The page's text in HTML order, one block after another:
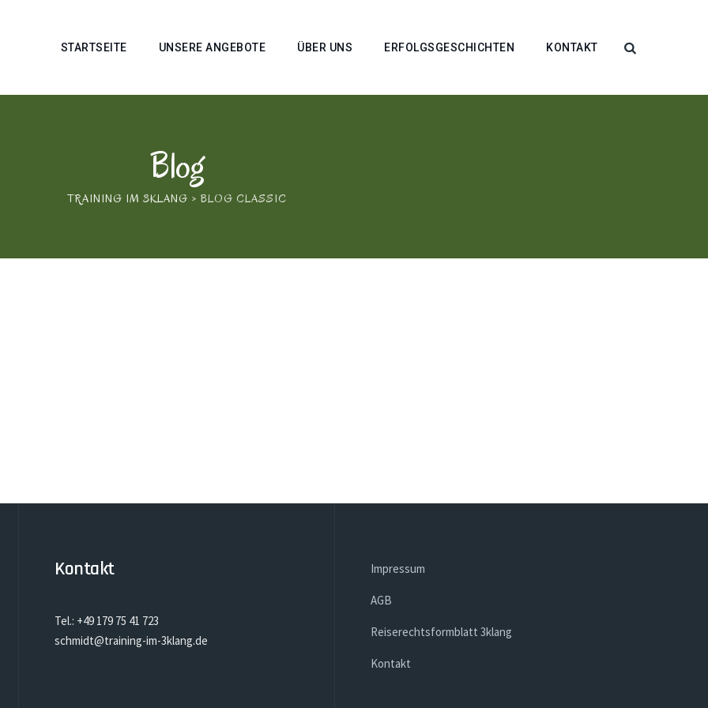
STARTSEITE UNSERE ANGEBOTE ÜBER UNS ERFOLGSGESCHICHTEN KONTAKT
Blog
TRAINING IM 3KLANG > BLOG CLASSIC
Kontakt
Tel.: +49 179 75 41 723
schmidt@training-im-3klang.de
Impressum
AGB
Reiserechtsformblatt 3klang
Kontakt